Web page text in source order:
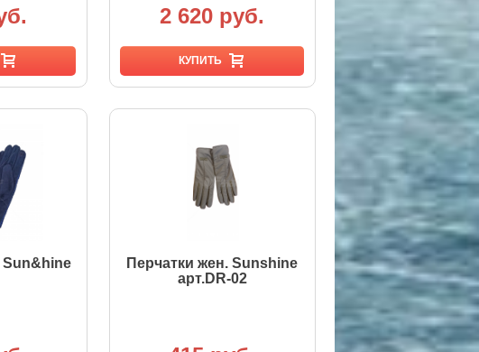
2 620 руб.
КУПИТЬ
Sun&hine
Перчатки жен. Sunshine
арт.DR-02